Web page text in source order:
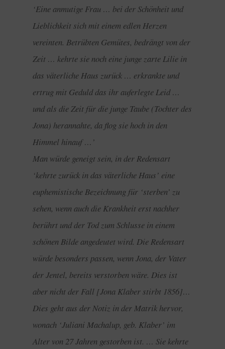
‘Eine anmutige Frau … bei der Schönheit und
Lieblichkeit sich mit einem edlen Herzen
vereinten. Betrübten Gemütes, bedrängt von der
Zeit … kehrte sie noch eine junge zarte Lilie in
das väterliche Haus zurück … erkrankte und
ertrug mit Geduld das ihr auferlegte Leid …
und als die Zeit für die junge Taube (Tochter des
Jona) herannahte, da flog sie hoch in den
Himmel hinauf …’
Man würde geneigt sein, in der Redensart
‘kehrte zurück in das väterliche Haus’ eine
euphemistische Bezeichnung für ‘sterben’ zu
sehen, wenn auch die Krankheit erst nachher
berührt und der Tod zum Schlusse in einem
schönen Bilde angedeutet wird. Die Redensart
würde besonders passen, wenn Jona, der Vater
der Jentel, bereits verstorben wäre. Dies ist
aber nicht der Fall [Jona Klaber stirbt 1856]…
Dies geht aus der Notiz in der Matrik hervor,
wonach ‘Juliani Machalup, geb. Klaber’ im
Alter von 27 Jahren gestorben ist. … Sie kehrte